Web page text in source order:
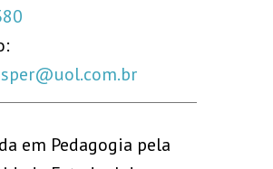
em Pedagogia pela